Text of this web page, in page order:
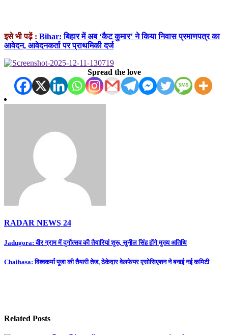
इसे भी पढ़ें : Bihar: बिहार में अब ‘कैट कुमार’ ने किया निवास प्रमाणपत्र का
आवेदन, आवेदनकर्ता पर प्राथमिकी दर्ज
Spread the love
RADAR NEWS 24
Post
navigation
Jadugora: वीर ग्राम में दुर्गोत्सव की तैयारियां शुरू, सुनील सिंह होंगे मुख्य अतिथि
Chaibasa: विश्वकर्मा पूजा की तैयारी तेज, ठेकेदार वेलफेयर एसोसिएशन ने बनाई नई कमिटी
Related Posts